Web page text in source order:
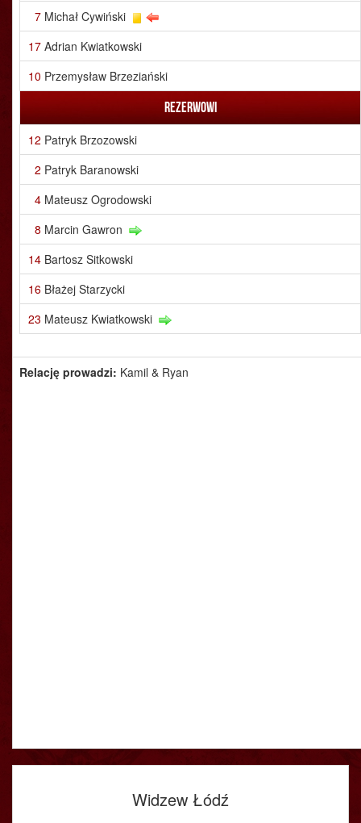
7 Michał Cywiński
17 Adrian Kwiatkowski
10 Przemysław Brzeziański
Rezerwowi
12 Patryk Brzozowski
2 Patryk Baranowski
4 Mateusz Ogrodowski
8 Marcin Gawron
14 Bartosz Sitkowski
16 Błażej Starzycki
23 Mateusz Kwiatkowski
Relację prowadzi: Kamil & Ryan
Widzew Łódź